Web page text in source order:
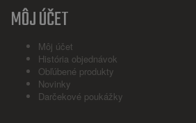
MÔJ ÚČET
Môj účet
História objednávok
Obľúbené produkty
Novinky
Darčekové poukážky